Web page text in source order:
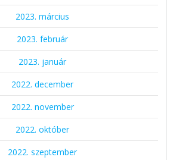
2023. március
2023. február
2023. január
2022. december
2022. november
2022. október
2022. szeptember